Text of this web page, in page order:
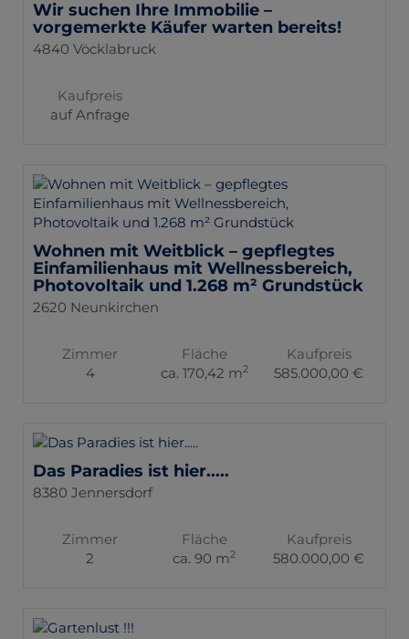
Wir suchen Ihre Immobilie –
vorgemerkte Käufer warten bereits!
4840 Vöcklabruck
Kaufpreis
auf Anfrage
Wohnen mit Weitblick – gepflegtes
Einfamilienhaus mit Wellnessbereich,
Photovoltaik und 1.268 m² Grundstück
2620 Neunkirchen
Zimmer
4
Fläche
ca. 170,42 m2
Kaufpreis
585.000,00 €
Das Paradies ist hier.....
8380 Jennersdorf
Zimmer
2
Fläche
ca. 90 m2
Kaufpreis
580.000,00 €